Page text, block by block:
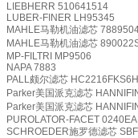
LIEBHERR 510641514
LUBER-FINER LH95345
MAHLE马勒机油滤芯
MAHLE马勒机油滤芯
MP-FILTRI MP9506
NAPA 7883
PALL颇尔滤芯 HC2216FKS6H
Parker美国派克滤芯
Parker美国派克滤芯
PUROLATOR-FACET
SCHROEDER施罗德滤芯